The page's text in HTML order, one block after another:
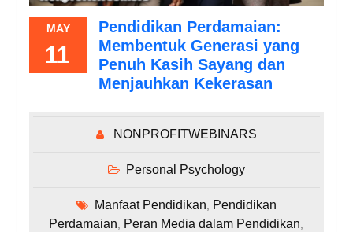
MAY
11
Pendidikan Perdamaian:
Membentuk Generasi yang
Penuh Kasih Sayang dan
Menjauhkan Kekerasan
NONPROFITWEBINARS
Personal Psychology
Manfaat Pendidikan
Pendidikan
Perdamaian
Peran Media dalam Pendidikan